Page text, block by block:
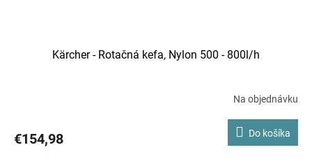
Kärcher - Rotačná kefa, Nylon 500 - 800l/h
Na objednávku
€154,98 Do košíka